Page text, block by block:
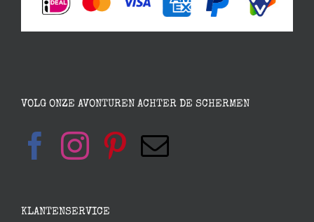
VOLG ONZE AVONTUREN ACHTER DE SCHERMEN
KLANTENSERVICE